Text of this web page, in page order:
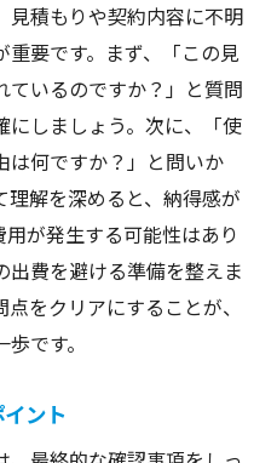
見積もりや契約内容に不明
要です。まず、「この見
いるのですか？」と質問
にしましょう。次に、「使
は何ですか？」と問いか
解を深めると、納得感が
が発生する可能性はあり
出費を避ける準備を整えま
をクリアにすることが、
です。
ント